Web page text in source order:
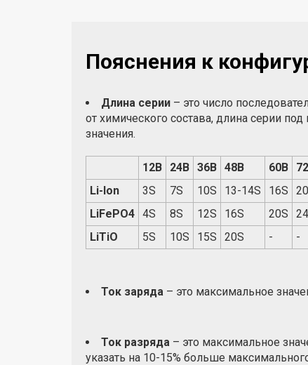
Пояснения к
Длина серии – это число
от химического состава, длина серии
значения.
12В 24В 36В 48В 60В
Li-Ion
3S 7S 10S 13-14S 16S
LiFePO4 4S 8S 12S 16S 20S
LiTiO
5S 10S 15S 20S - -
Ток заряда – это максимальное
Ток разряда – это максимальное
указать на 10-15% больше